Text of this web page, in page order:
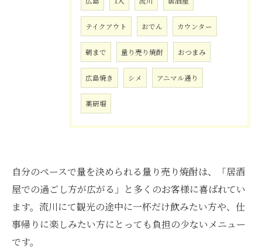
テイクアウト おでん カウンター
朝まで 量り売り焼酎 おつまみ
広島焼き シメ アニマル通り
薬研堀
自分のペースで量を決められる量り売り焼酎は、「居酒
屋での過ごし方が広がる」と多くのお客様に喜ばれてい
ます。流川にて観光の途中に一杯だけ飲みたい方や、仕
事帰りに楽しみたい方にとっても負担の少ないメニュー
です。